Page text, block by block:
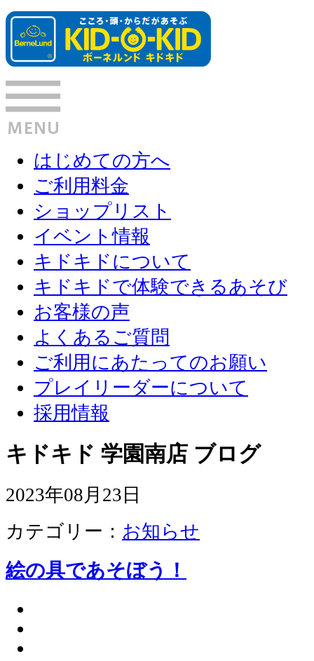
はじめての方へ
ご利用料金
ショップリスト
イベント情報
キドキドについて
キドキドで体験できるあそび
お客様の声
よくあるご質問
ご利用にあたってのお願い
プレイリーダーについて
採用情報
キドキド 学園南店 ブログ
2023年08月23日
カテゴリー： お知らせ
絵の具であそぼう！